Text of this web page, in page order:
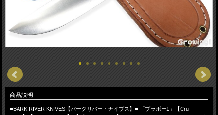
商品説明
■BARK RIVER KNIVES【バークリバー・ナイブス】■ 「ブラボー1」【Cru-